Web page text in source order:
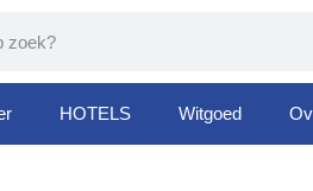
HOTELS Witgoed